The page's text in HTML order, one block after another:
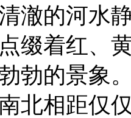
澈的河水
缀着红、
勃的景象
北相距仅